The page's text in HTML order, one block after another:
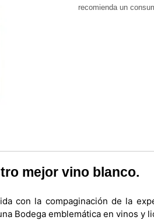
recomienda un
mejor vino blanco.
con la compaginación de la
Bodega emblemática en vinos y